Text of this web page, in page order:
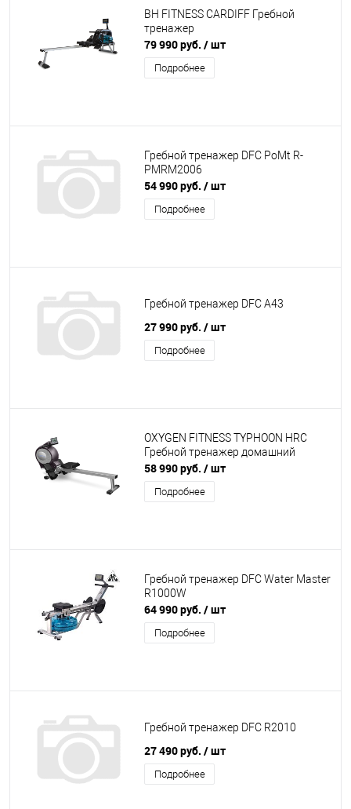
BH FITNESS CARDIFF Гребной
тренажер
79 990 руб. / шт
Подробнее
Гребной тренажер DFC PoMt R-
PMRM2006
54 990 руб. / шт
Подробнее
Гребной тренажер DFC A43
27 990 руб. / шт
Подробнее
OXYGEN FITNESS TYPHOON HRC
Гребной тренажер домашний
58 990 руб. / шт
Подробнее
Гребной тренажер DFC Water Master
R1000W
64 990 руб. / шт
Подробнее
Гребной тренажер DFC R2010
27 490 руб. / шт
Подробнее